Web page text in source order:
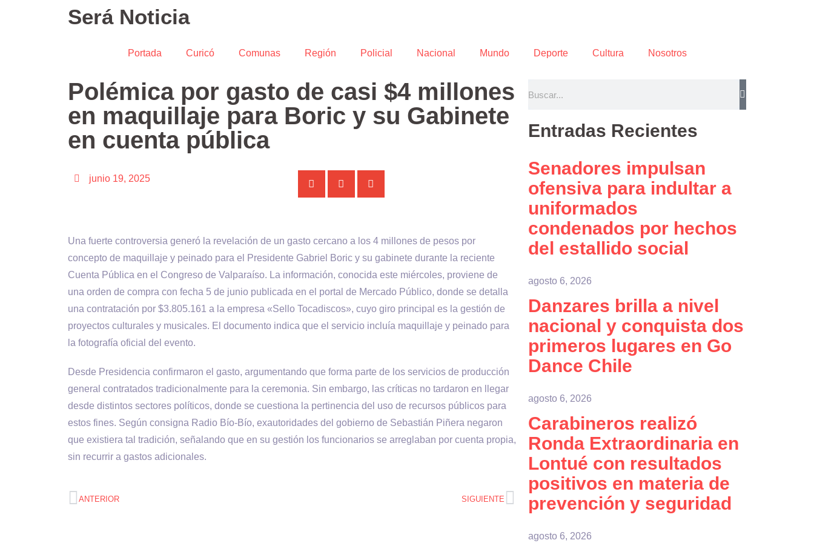
Será Noticia
Portada Curicó Comunas Región Policial Nacional Mundo Deporte Cultura Nosotros
Polémica por gasto de casi $4 millones
en maquillaje para Boric y su Gabinete
en cuenta pública
junio 19, 2025
Una fuerte controversia generó la revelación de un gasto cercano a los 4 millones de pesos por
concepto de maquillaje y peinado para el Presidente Gabriel Boric y su gabinete durante la reciente
Cuenta Pública en el Congreso de Valparaíso. La información, conocida este miércoles, proviene de
una orden de compra con fecha 5 de junio publicada en el portal de Mercado Público, donde se detalla
una contratación por $3.805.161 a la empresa «Sello Tocadiscos», cuyo giro principal es la gestión de
proyectos culturales y musicales. El documento indica que el servicio incluía maquillaje y peinado para
la fotografía oficial del evento.
Desde Presidencia confirmaron el gasto, argumentando que forma parte de los servicios de producción
general contratados tradicionalmente para la ceremonia. Sin embargo, las críticas no tardaron en llegar
desde distintos sectores políticos, donde se cuestiona la pertinencia del uso de recursos públicos para
estos fines. Según consigna Radio Bío-Bío, exautoridades del gobierno de Sebastián Piñera negaron
que existiera tal tradición, señalando que en su gestión los funcionarios se arreglaban por cuenta propia,
sin recurrir a gastos adicionales.
ANTERIOR SIGUIENTE
Entradas Recientes
Senadores impulsan
ofensiva para indultar a
uniformados
condenados por hechos
del estallido social
agosto 6, 2026
Danzares brilla a nivel
nacional y conquista dos
primeros lugares en Go
Dance Chile
agosto 6, 2026
Carabineros realizó
Ronda Extraordinaria en
Lontué con resultados
positivos en materia de
prevención y seguridad
agosto 6, 2026